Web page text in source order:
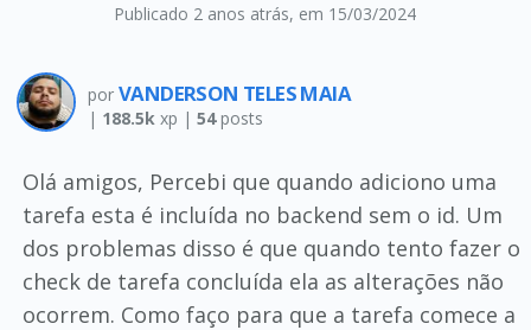
Publicado 2 anos atrás, em 15/03/2024
por VANDERSON TELES MAIA
| 188.5kxp | 54posts
Olá amigos, Percebi que quando adiciono uma
tarefa esta é incluída no backend sem o id. Um
dos problemas disso é que quando tento fazer o
check de tarefa concluída ela as alterações não
ocorrem. Como faço para que a tarefa comece a